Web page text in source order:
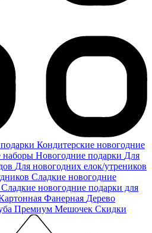
Кондитерские новогодние
наборы Новогодние подарки Для
Для новогодних елок/утреников
Сладкие новогодние
Сладкие новогодние подарки для
Фанерная Дерево
Премиум Мешочек Скидки